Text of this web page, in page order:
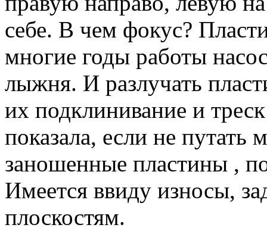
себе. В чем фокус?
многие годы работы
лыжня. И разлучать
их подклинивание и
показала, если не путать
заношенные пластины ,
Имеется ввиду износы,
плоскостям.